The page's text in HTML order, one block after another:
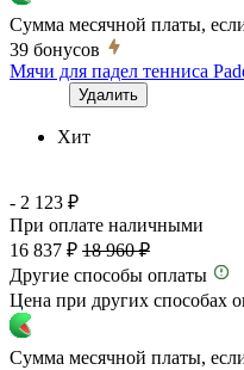
Сумма месячной платы,
39 бонусов
Мячи для падел тенниса
Удалить
Хит
- 2 123 ₽
При оплате наличными
16 837 ₽ 18 960 ₽
Другие способы оплаты
Цена при других способах
Сумма месячной платы,